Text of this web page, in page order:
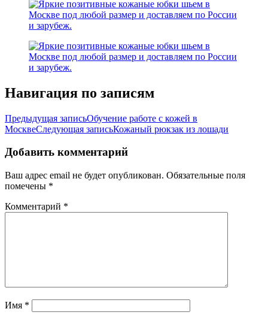
Навигация по записям
Предыдущая записьОбучение работе с кожей в
МосквеСледующая записьКожаный рюкзак из лошади
Добавить комментарий
Ваш адрес email не будет опубликован. Обязательные поля
помечены *
Комментарий *
Имя *